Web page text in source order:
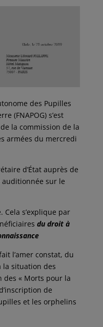
des Pupilles
(FNAPOG) s’est
la commission de la
armées du mercredi
d’État auprès de
auditionnée sur le
Cela s’explique par
du droit à
l’amer constat, du
la situation des
« Morts pour la
de
et les orphelins